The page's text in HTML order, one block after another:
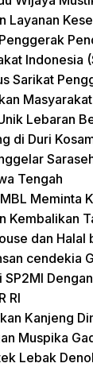
Layanan
untuk Balita
Indonesia
Sekolah
oleh
Sarikat
Bersama
Kunjungi
Lebaran
di Duri
Tengah
Meminta
Kembalikan
Kepada Suku
dan Halal
cendekia
Jalan
SP2MI
RI
Kanjeng
Muspika
atasLebak